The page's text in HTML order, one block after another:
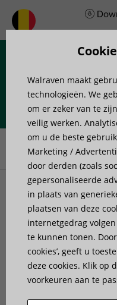
Home» Producten»
McAlpine Klemaansluitmof
McAlpine
voor
voor aansluiting op
Walraven maakt
technologieën. We
om er zeker van te
veilig werken.
om u de beste
Marketing /
door derden (zoals
gepersonaliseerde
in plaats van
plaatsen van deze
internetgedrag
te kunnen tonen.
cookies’, geeft u
deze cookies. Klik op
voorkeuren aan te